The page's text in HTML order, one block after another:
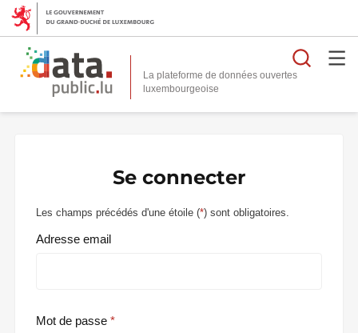
La plateforme de données ouvertes
Se connecter
Les champs précédés d'une étoile (*) sont obligatoires.
Adresse email
Mot de passe